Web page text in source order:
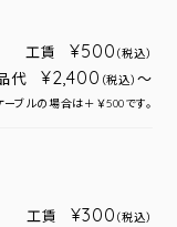
工賃 ¥500 （税込）
代 ¥2,400 （税込） ～
ブルの場合は＋￥500です。
工賃 ¥300 （税込）